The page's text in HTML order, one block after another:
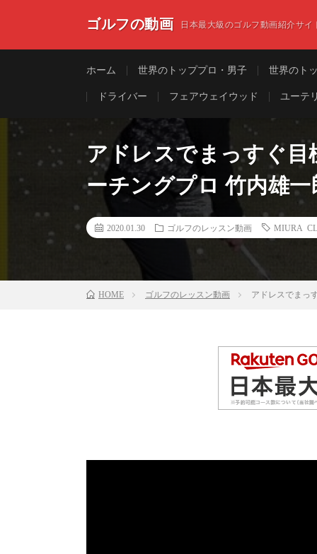
ゴルフの動画 日本最大級のゴルフ動画紹介サイ
ホーム 世界のトッププロ・男子 世界のト
ドライバー フェアウェイウッド ユーテ
アドレスでまっすぐ目
ーチングプロ 竹内雄一
2020.01.30 ゴルフのレッスン動画 MIURA
HOME ゴルフのレッスン動画 アドレスでまっ